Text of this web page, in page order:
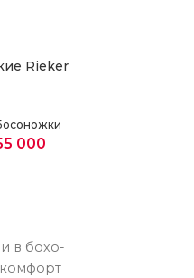
Rieker
000
в бохо-
комфорт